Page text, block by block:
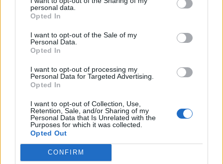
personal data.
Opted In
I want to opt-out of the Sale of my
Personal Data.
Opted In
I want to opt-out of processing my
Personal Data for Targeted Advertising.
Opted In
I want to opt-out of Collection, Use,
Retention, Sale, and/or Sharing of my
Personal Data that Is Unrelated with the
Purposes for which it was collected.
Opted Out
CONFIRM
žurnalistės Ksenijos Lebedevos statusą, suprato kad
informaciją. Per ikiteisminį tyrimą apklausiamas M.
Danielius sakė, kad jis yra puikiai susipažinęs su
Baltarusijos KGB funkcijomis, jos jam labai gerai
žinomos.